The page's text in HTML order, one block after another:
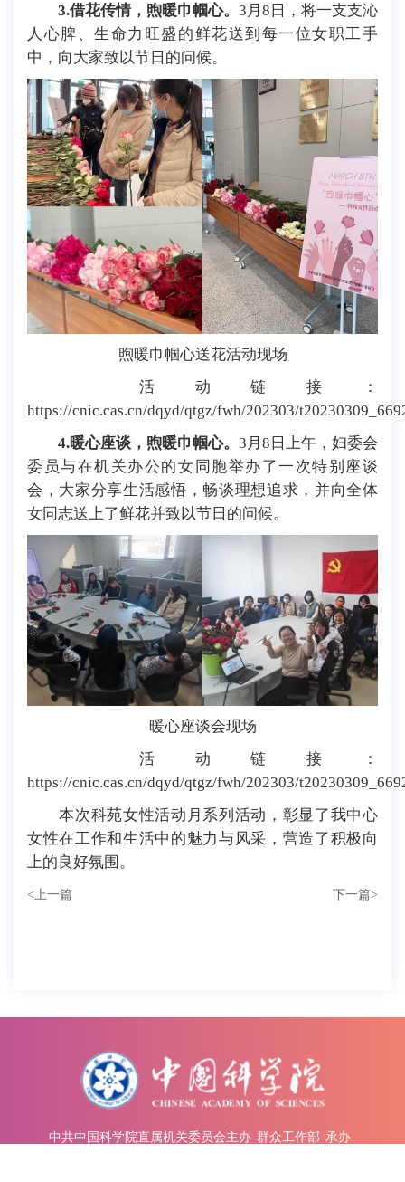
3.借花传情，煦暖巾帼心。 3月8日，将一支支沁
人心脾、生命力旺盛的鲜花送到每一位女职工手
中，向大家致以节日的问候。
煦暖巾帼心送花活动现场
活动链接：
https://cnic.cas.cn/dqyd/qtgz/fwh/202303/
4.暖心座谈，煦暖巾帼心。 3月8日上午，妇委会
委员与在机关办公的女同胞举办了一次特别座谈
会，大家分享生活感悟，畅谈理想追求，并向全体
女同志送上了鲜花并致以节日的问候。
暖心座谈会现场
活动链接：
https://cnic.cas.cn/dqyd/qtgz/fwh/202303/
本次科苑女性活动月系列活动，彰显了我中心
女性在工作和生活中的魅力与风采，营造了积极向
上的良好氛围。
< 上一篇 下一篇>
中共中国科学院直属机关委员会主办 群众工作部 承办